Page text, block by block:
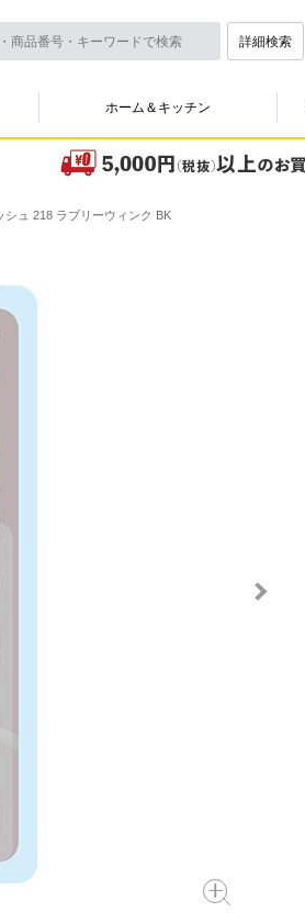
詳細検索
ホーム＆キッチン
シュ 218 ラブリーウィンク BK